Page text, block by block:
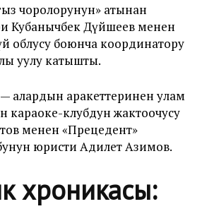
чоролорунун» атынан
Кубанычбек Дүйшеев менен
облусу боюнча координатору
уулу катышты.
алардын аракеттеринен улам
караоке-клубдун жактоочусу
менен «Прецедент»
юристи Адилет Азимов.
хроникасы: